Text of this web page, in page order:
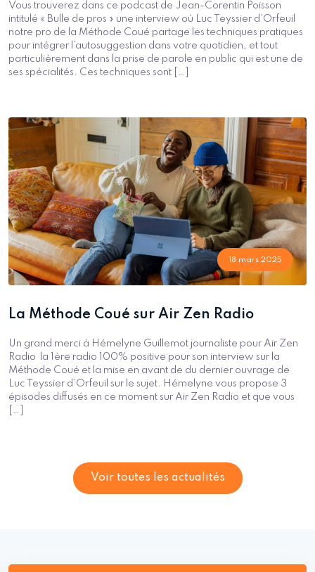
Vous trouverez dans ce podcast de Jean-Corentin Poisson
intitulé « Bulle de pros » une interview où Luc Teyssier d’Orfeuil
notre pro de la Méthode Coué partage les techniques pratiques
pour intégrer l’autosuggestion dans votre quotidien, et tout
particulièrement dans la prise de parole en public qui est une de
ses spécialités. Ces techniques sont […]
18 mars 2025
La Méthode Coué sur Air Zen Radio
Un grand merci à Hémelyne Guillemot journaliste pour Air Zen
Radio la 1ère radio 100% positive pour son interview sur la
Méthode Coué et la mise en avant de du dernier ouvrage de
Luc Teyssier d’Orfeuil sur le sujet. Hémelyne vous propose 3
épisodes diffusés en ce moment sur Air Zen Radio et que vous
[…]
Voir toutes les actualités